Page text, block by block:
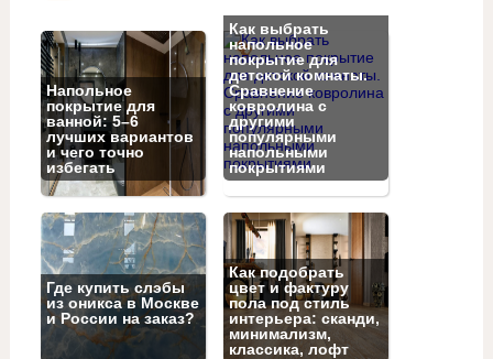
Напольное
покрытие для
ванной: 5–6
лучших вариантов
и чего точно
избегать
Как выбрать
напольное
покрытие для
детской комнаты.
Сравнение
ковролина с
другими
популярными
напольными
покрытиями
Где купить слэбы
из оникса в Москве
и России на заказ?
Как подобрать
цвет и фактуру
пола под стиль
интерьера: сканди,
минимализм,
классика, лофт